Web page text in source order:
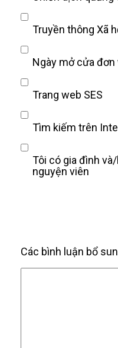
Truyền thông Xã
Ngày mở cửa
Trang web SES
Tìm kiếm trên
Tôi có gia đình
nguyện viên
Các bình luận bổ